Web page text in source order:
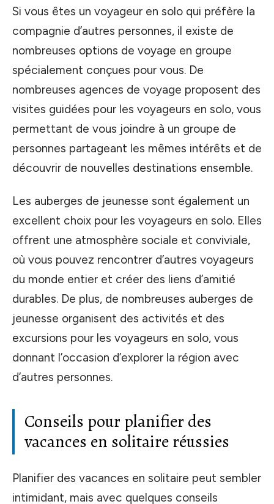
Si vous êtes un voyageur en solo qui préfère la
compagnie d’autres personnes, il existe de
nombreuses options de voyage en groupe
spécialement conçues pour vous. De
nombreuses agences de voyage proposent des
visites guidées pour les voyageurs en solo, vous
permettant de vous joindre à un groupe de
personnes partageant les mêmes intérêts et de
découvrir de nouvelles destinations ensemble.
Les auberges de jeunesse sont également un
excellent choix pour les voyageurs en solo. Elles
offrent une atmosphère sociale et conviviale,
où vous pouvez rencontrer d’autres voyageurs
du monde entier et créer des liens d’amitié
durables. De plus, de nombreuses auberges de
jeunesse organisent des activités et des
excursions pour les voyageurs en solo, vous
donnant l’occasion d’explorer la région avec
d’autres personnes.
Conseils pour planifier des
vacances en solitaire réussies
Planifier des vacances en solitaire peut sembler
intimidant, mais avec quelques conseils